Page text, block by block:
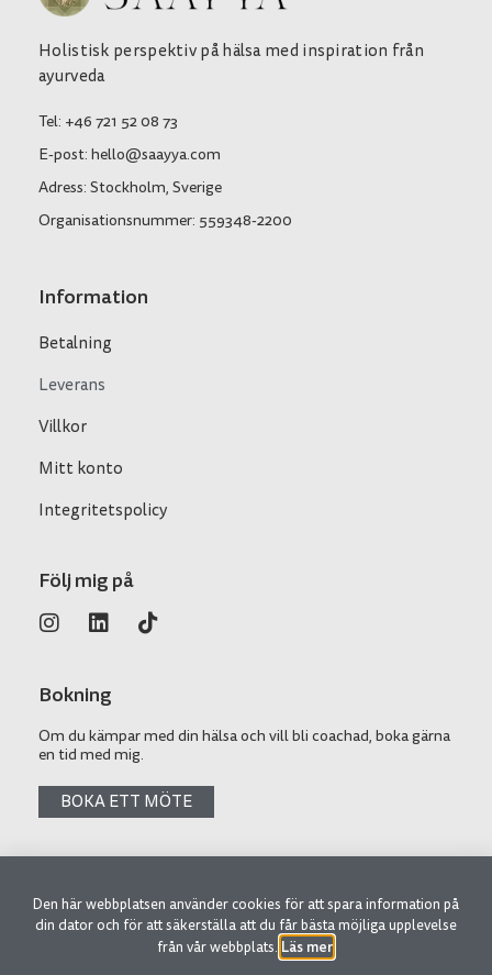
Holistisk perspektiv på hälsa med inspiration från
ayurveda
Tel: +46 721 52 08 73
E-post: hello@saayya.com
Adress: Stockholm, Sverige
Organisationsnummer: 559348-2200
Information
Betalning
Leverans
Villkor
Mitt konto
Integritetspolicy
Följ mig på
Bokning
Om du kämpar med din hälsa och vill bli coachad, boka gärna
en tid med mig.
BOKA ETT MÖTE
© 2026 SAAYYA AB
Den här webbplatsen använder cookies för att spara information på
din dator och för att säkerställa att du får bästa möjliga upplevelse
från vår webbplats. Läs mer.